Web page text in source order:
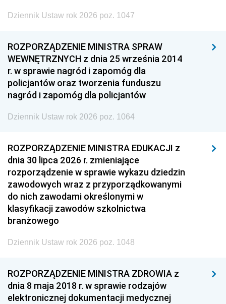
Dziennik Ustaw rok 2026 poz. 1047
ROZPORZĄDZENIE MINISTRA SPRAW
WEWNĘTRZNYCH z dnia 25 września 2014
r. w sprawie nagród i zapomóg dla
policjantów oraz tworzenia funduszu
nagród i zapomóg dla policjantów
Dziennik Ustaw rok 2026 poz. 1064
ROZPORZĄDZENIE MINISTRA EDUKACJI z
dnia 30 lipca 2026 r. zmieniające
rozporządzenie w sprawie wykazu dziedzin
zawodowych wraz z przyporządkowanymi
do nich zawodami określonymi w
klasyfikacji zawodów szkolnictwa
branżowego
Dziennik Ustaw rok 2026 poz. 1048
ROZPORZĄDZENIE MINISTRA ZDROWIA z
dnia 8 maja 2018 r. w sprawie rodzajów
elektronicznej dokumentacji medycznej